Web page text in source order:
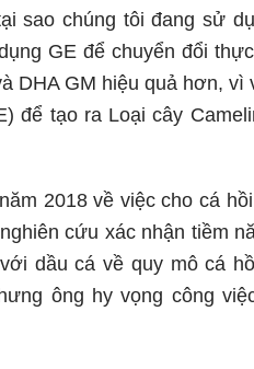
sao chúng tôi đang sử
GE để chuyển đổi
DHA GM hiệu quả hơn,
để tạo ra Loại cây
2018 về việc cho cá
cứu xác nhận tiềm
dầu cá về quy mô cá
ông hy vọng công